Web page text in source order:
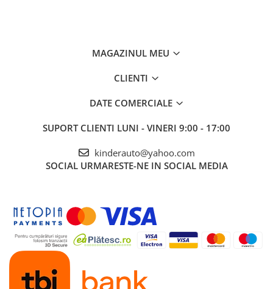
MAGAZINUL MEU
CLIENTI
DATE COMERCIALE
SUPORT CLIENTI LUNI - VINERI 9:00 - 17:00
kinderauto@yahoo.com
SOCIAL URMARESTE-NE IN SOCIAL MEDIA